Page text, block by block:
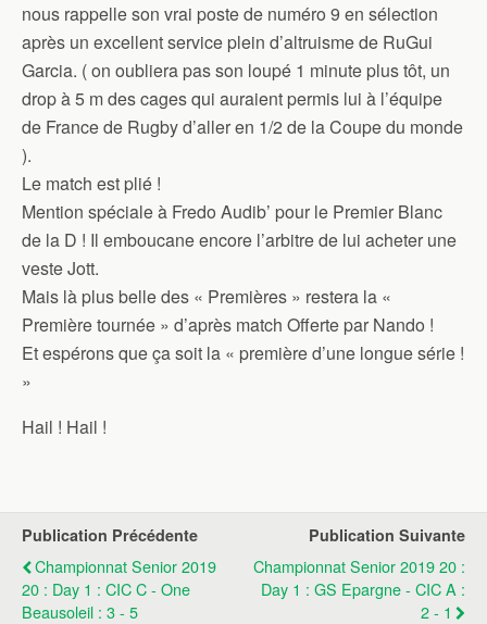
nous rappelle son vrai poste de numéro 9 en sélection
après un excellent service plein d’altruisme de RuGui
Garcia. ( on oubliera pas son loupé 1 minute plus tôt, un
drop à 5 m des cages qui auraient permis lui à l’équipe
de France de Rugby d’aller en 1/2 de la Coupe du monde
).
Le match est plié !
Mention spéciale à Fredo Audib’ pour le Premier Blanc
de la D ! Il emboucane encore l’arbitre de lui acheter une
veste Jott.
Mais là plus belle des « Premières » restera la «
Première tournée » d’après match Offerte par Nando !
Et espérons que ça soit la « première d’une longue série !
»
Hail ! Hail !
Publication Précédente
Championnat Senior 2019
20 : Day 1 : CIC C - One
Beausoleil : 3 - 5
Publication Suivante
Championnat Senior 2019 20 :
Day 1 : GS Epargne - CIC A :
2 - 1